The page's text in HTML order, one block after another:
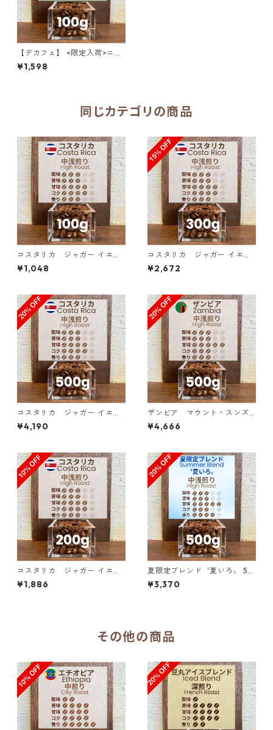
【デカフェ】 <限定入荷>ニカ
ラグア 高級デカフェ ゴールド
マウンテン カーボニックマセ
¥1,598
同じカテゴリの商品
コスタリカ ジャガー イエロ
¥1,048
コスタリカ ジャガー イエロ
ーハニー SHB 300g（100g単
価の15％OFF）
¥2,672
コスタリカ ジャガー イエロ
ーハニー SHB 500g（100g単
価の20％OFF）
¥4,190
ザンビア マウント・スンズ
農園 AA+ スターマヤ＆マルセ
レサ 500g（100g単価の2
¥4,666
コスタリカ ジャガー イエロ
ーハニー SHB 200g（100g単
価の10％OFF）
¥1,886
夏限定ブレンド〝夏いろ〟 50
0g（100g単価の20％OFF）
¥3,370
その他の商品